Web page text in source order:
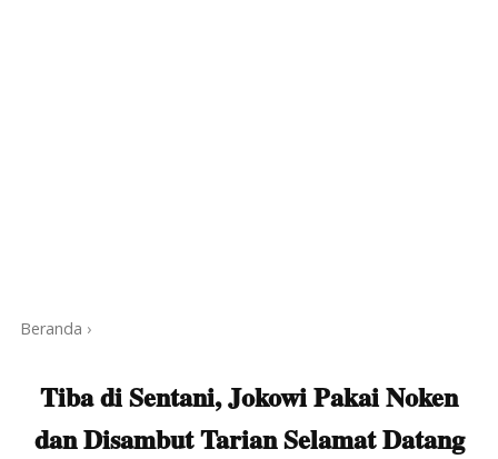
Beranda ›
Tiba di Sentani, Jokowi Pakai Noken
dan Disambut Tarian Selamat Datang